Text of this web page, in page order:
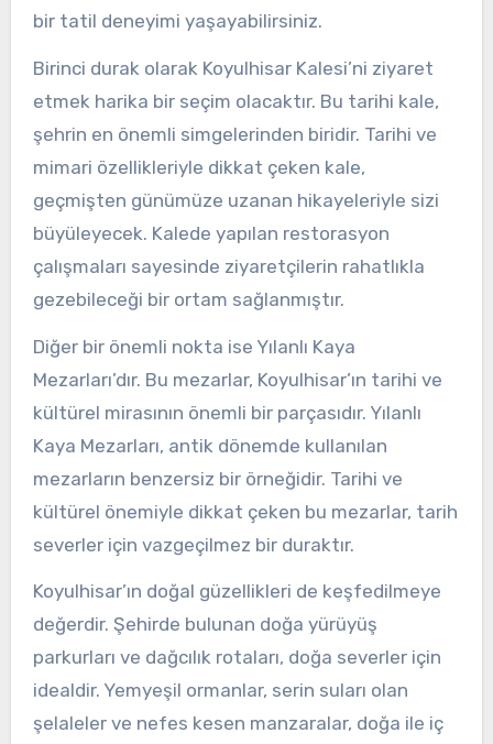
bir tatil deneyimi yaşayabilirsiniz.
Birinci durak olarak Koyulhisar Kalesi’ni ziyaret
etmek harika bir seçim olacaktır. Bu tarihi kale,
şehrin en önemli simgelerinden biridir. Tarihi ve
mimari özellikleriyle dikkat çeken kale,
geçmişten günümüze uzanan hikayeleriyle sizi
büyüleyecek. Kalede yapılan restorasyon
çalışmaları sayesinde ziyaretçilerin rahatlıkla
gezebileceği bir ortam sağlanmıştır.
Diğer bir önemli nokta ise Yılanlı Kaya
Mezarları’dır. Bu mezarlar, Koyulhisar’ın tarihi ve
kültürel mirasının önemli bir parçasıdır. Yılanlı
Kaya Mezarları, antik dönemde kullanılan
mezarların benzersiz bir örneğidir. Tarihi ve
kültürel önemiyle dikkat çeken bu mezarlar, tarih
severler için vazgeçilmez bir duraktır.
Koyulhisar’ın doğal güzellikleri de keşfedilmeye
değerdir. Şehirde bulunan doğa yürüyüş
parkurları ve dağcılık rotaları, doğa severler için
idealdir. Yemyeşil ormanlar, serin suları olan
şelaleler ve nefes kesen manzaralar, doğa ile iç